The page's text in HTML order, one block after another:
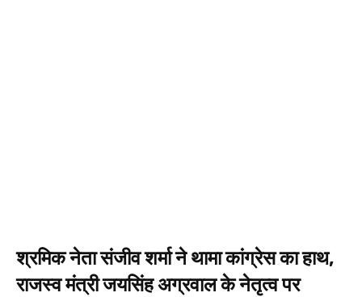
श्रमिक नेता संजीव शर्मा ने थामा कांग्रेस का हाथ,
राजस्व मंत्री जयसिंह अग्रवाल के नेतृत्व पर